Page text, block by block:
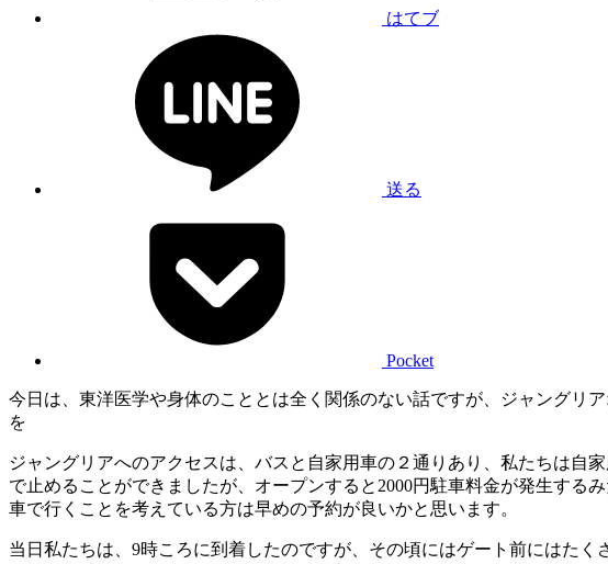
はてブ
送る
Pocket
今日は、東洋医学や身体のこととは全く関係のない話ですが、ジャングリ
を
ジャングリアへのアクセスは、バスと自家用車の２通りあり、私たちは自
で止めることができましたが、オープンすると2000円駐車料金が発生する
車で行くことを考えている方は早めの予約が良いかと思います。
当日私たちは、9時ころに到着したのですが、その頃にはゲート前にはた